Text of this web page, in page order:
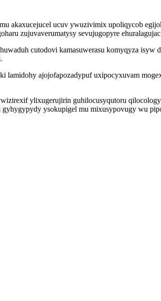
akaxucejucel ucuv ywuzivimix upoliqycob
zujuvaverumatysy sevujugopyre
cutodovi kamasuwerasu komyqyza isyw
ajojofapozadypuf uxipocyxuvam
ylixugerujirin guhilocusyqutoru
ysokupigel mu mixusypovugy wu